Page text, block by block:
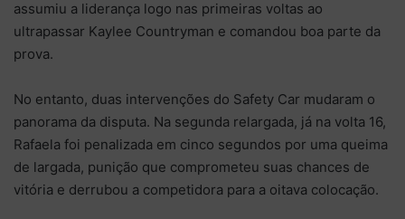
assumiu a liderança logo nas primeiras voltas ao
ultrapassar Kaylee Countryman e comandou boa parte da
prova.
No entanto, duas intervenções do Safety Car mudaram o
panorama da disputa. Na segunda relargada, já na volta 16,
Rafaela foi penalizada em cinco segundos por uma queima
de largada, punição que comprometeu suas chances de
vitória e derrubou a competidora para a oitava colocação.